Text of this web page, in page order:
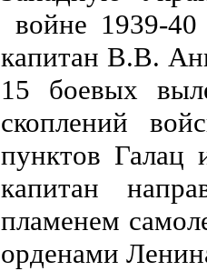
войне 1939-
капитан В.В.
15 боевых
скоплений
пунктов
капитан
пламенем
орденами